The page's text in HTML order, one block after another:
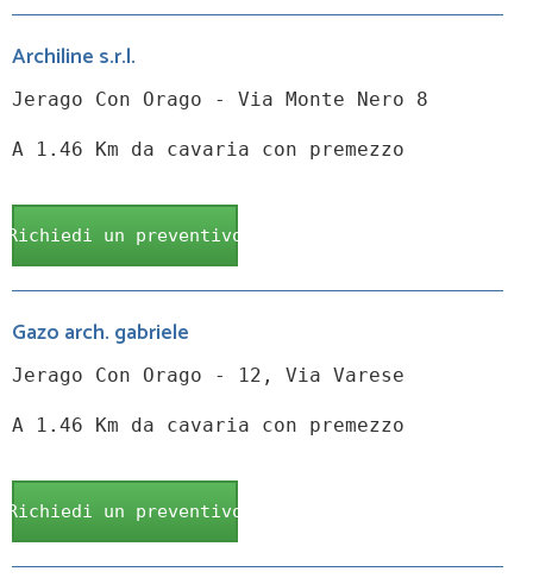
Archiline s.r.l.
Jerago Con Orago - Via Monte Nero 8
A 1.46 Km da cavaria con premezzo
Richiedi un preventivo
Gazo arch. gabriele
Jerago Con Orago - 12, Via Varese
A 1.46 Km da cavaria con premezzo
Richiedi un preventivo